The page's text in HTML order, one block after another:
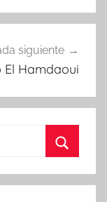
siguiente
Hamdaoui